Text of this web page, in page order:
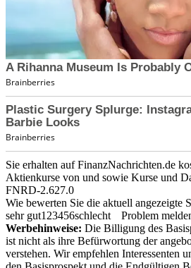
Sie erhalten auf FinanzNachrichten.de
Aktienkurse von und sowie Kurse und
FNRD-2.627.0
Wie bewerten Sie die aktuell angezeigte
sehr gut123456schlecht
Problem
Werbehinweise: Die Billigung des
ist nicht als ihre Befürwortung der
verstehen. Wir empfehlen Interessenten